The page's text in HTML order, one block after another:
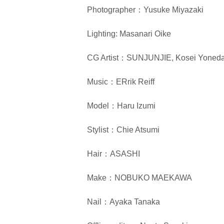
Photographer：Yusuke Miyazaki
Lighting: Masanari Oike
CG Artist：SUNJUNJIE, Kosei
Music：ERrik Reiff
Model：Haru Izumi
Stylist：Chie Atsumi
Hair：ASASHI
Make：NOBUKO MAEKAWA
Nail：Ayaka Tanaka